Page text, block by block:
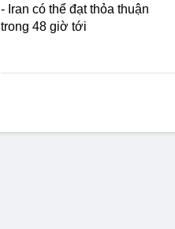
- Iran có thể đạt thỏa thuận
trong 48 giờ tới